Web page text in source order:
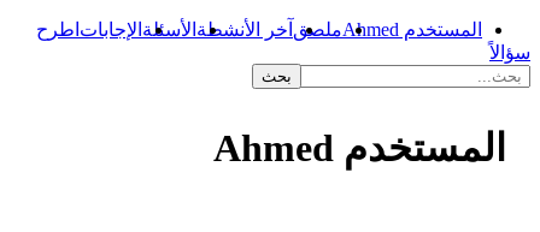
المستخدم Ahmed ملصق آخر الأنشطة الأسئلة الإجابات اطرح
سؤالاً
المستخدم Ahmed